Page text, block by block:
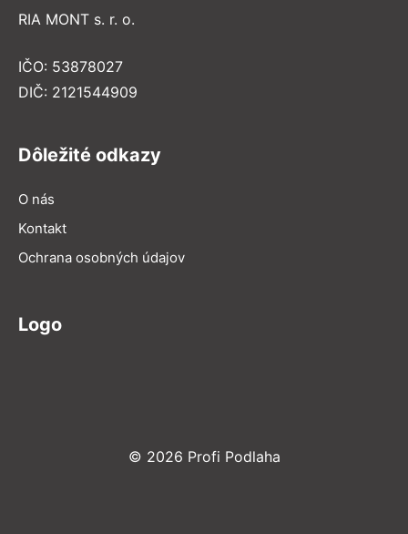
RIA MONT s. r. o.
IČO: 53878027
DIČ: 2121544909
Dôležité odkazy
O nás
Kontakt
Ochrana osobných údajov
Logo
© 2026 Profi Podlaha